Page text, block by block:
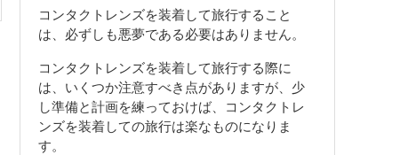
コンタクトレンズを装着して旅行すること
は、必ずしも悪夢である必要はありません。
コンタクトレンズを装着して旅行する際に
は、いくつか注意すべき点がありますが、少
し準備と計画を練っておけば、コンタクトレ
ンズを装着しての旅行は楽なものになりま
す。